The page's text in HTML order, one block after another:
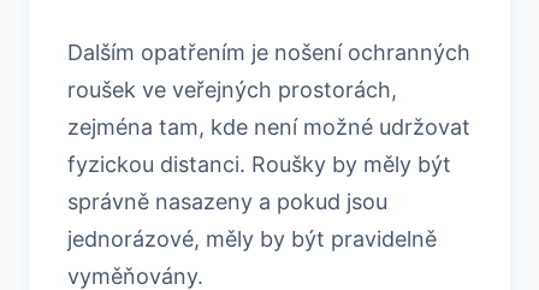
Dalším opatřením je nošení ochranných
roušek ve veřejných prostorách,
zejména tam, kde není možné udržovat
fyzickou distanci. Roušky by měly být
správně nasazeny a pokud jsou
jednorázové, měly by být pravidelně
vyměňovány.